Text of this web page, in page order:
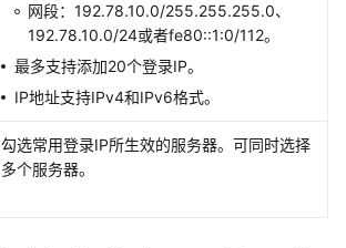
网段：192.78.10.0/255.255.255.0、
192.78.10.0/24或者fe80::1:0/112。
最多支持添加20个登录IP。
IP地址支持IPv4和IPv6格式。
勾选常用登录IP所生效的服务器。可同时选择
多个服务器。